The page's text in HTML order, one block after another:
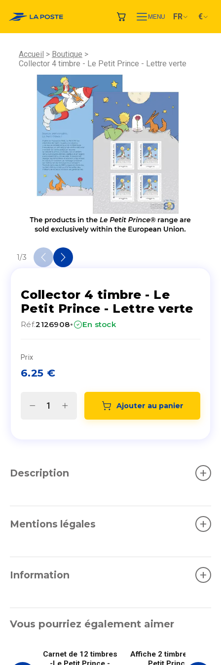
MENU FR €
Accueil
Boutique
Collector 4 timbre - Le Petit Prince - Lettre verte
1/3
Collector 4 timbre - Le
Petit Prince - Lettre verte
Réf.2126908· En stock
Prix
6.25 €
Ajouter au panier
Description +
Mentions légales +
Information +
Vous pourriez également aimer
Carnet de 12 timbres
Affiche 2 timbres - Le